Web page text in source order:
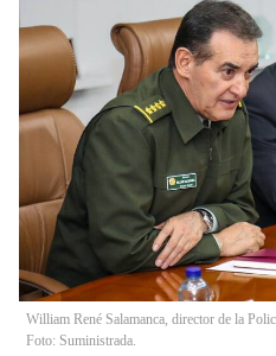
William René Salamanca, director de la
Foto: Suministrada.